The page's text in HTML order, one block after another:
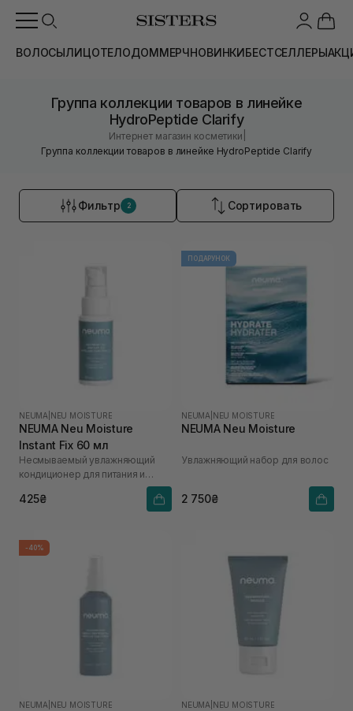
ВОЛОСЫЛИЦОТЕЛОДОММЕРЧНОВИНКИБЕСТСЕЛЛЕРЫ
Группа коллекции товаров в линейке
HydroPeptide Clarify
Интернет магазин косметики
Группа коллекции товаров в линейке HydroPeptide Clarify
Фильтр 2 Сортировать
NEUMA NEU MOISTURE
NEUMA Neu Moisture
Instant Fix 60 мл
Несмываемый увлажняющий
кондиционер для питания и
425₴
ПОДАРУНОК
NEUMA NEU MOISTURE
NEUMA Neu Moisture
Увлажняющий набор для волос
2 750₴
-40%
NEUMA NEU MOISTURE NEUMA NEU MOISTURE